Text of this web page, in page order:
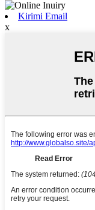
Kirimi Email
x